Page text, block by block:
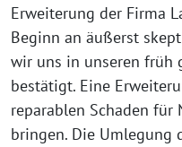
Erweiterung der Firma
Beginn an äußerst
wir uns in unseren früh
bestätigt. Eine
reparablen Schaden
bringen. Die Umlegung